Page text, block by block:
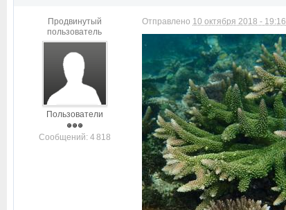
Продвинутый
пользователь
Пользователи
Cообщений: 4 818
Отправлено 10 октября 2018 - 19:16